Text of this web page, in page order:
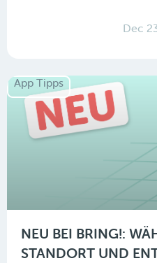
Dec
App Tipps
NEU BEI BRING!:
STANDORT UND